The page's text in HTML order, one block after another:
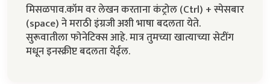
मिसळपाव.कॉम वर लेखन करताना कंट्रोल (Ctrl) + स्पेसबार
(space) ने मराठी इंग्रजी अशी भाषा बदलता येते.
सुरूवातीला फोनेटिक्स आहे. मात्र तुमच्या खात्याच्या सेटींग
मधून इनस्क्रीप्ट बदलता येईल.